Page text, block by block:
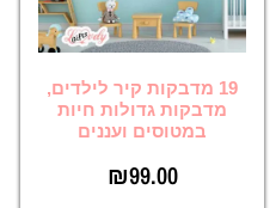
19 מדבקות קיר לילדים,
מדבקות גדולות חיות
במטוסים ועננים
₪99.00